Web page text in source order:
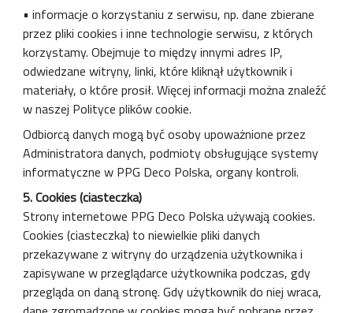
• informacje o korzystaniu z serwisu, np. dane zbierane
przez pliki cookies i inne technologie serwisu, z których
korzystamy. Obejmuje to między innymi adres IP,
odwiedzane witryny, linki, które kliknął użytkownik i
materiały, o które prosił. Więcej informacji można znaleźć
w naszej Polityce plików cookie.
Odbiorcą danych mogą być osoby upoważnione przez
Administratora danych, podmioty obsługujące systemy
informatyczne w PPG Deco Polska, organy kontroli.
5. Cookies (ciasteczka)
Strony internetowe PPG Deco Polska używają cookies.
Cookies (ciasteczka) to niewielkie pliki danych
przekazywane z witryny do urządzenia użytkownika i
zapisywane w przeglądarce użytkownika podczas, gdy
przegląda on daną stronę. Gdy użytkownik do niej wraca,